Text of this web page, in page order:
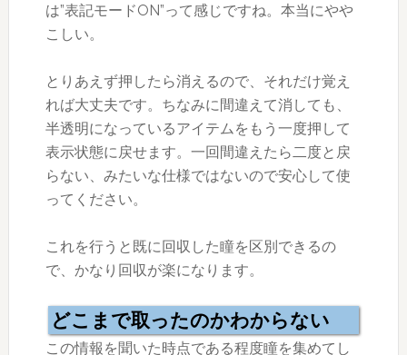
は”表記モードON”って感じですね。本当にやや
こしい。
とりあえず押したら消えるので、それだけ覚え
れば大丈夫です。ちなみに間違えて消しても、
半透明になっているアイテムをもう一度押して
表示状態に戻せます。一回間違えたら二度と戻
らない、みたいな仕様ではないので安心して使
ってください。
これを行うと既に回収した瞳を区別できるの
で、かなり回収が楽になります。
どこまで取ったのかわからない
この情報を聞いた時点である程度瞳を集めてし